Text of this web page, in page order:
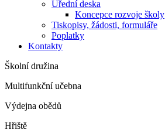
Úřední deska
Koncepce rozvoje školy
Tiskopisy, žádosti, formuláře
Poplatky
Kontakty
Školní družina
Multifunkční učebna
Výdejna obědů
Hřiště